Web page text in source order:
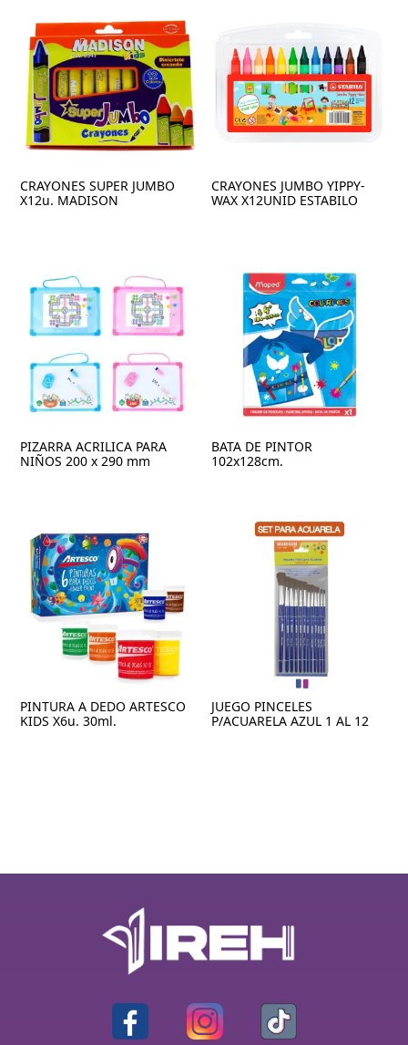
CRAYONES SUPER JUMBO
X12u. MADISON
CRAYONES JUMBO YIPPY-
WAX X12UNID ESTABILO
PIZARRA ACRILICA PARA
NIÑOS 200 x 290 mm
BATA DE PINTOR
102x128cm.
PINTURA A DEDO ARTESCO
KIDS X6u. 30ml.
JUEGO PINCELES
P/ACUARELA AZUL 1 AL 12